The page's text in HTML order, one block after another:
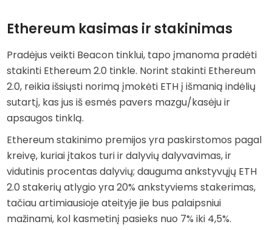
Ethereum kasimas ir stakinimas
Pradėjus veikti Beacon tinklui, tapo įmanoma pradėti
stakinti Ethereum 2.0 tinkle. Norint stakinti Ethereum
2.0, reikia išsiųsti norimą įmokėti ETH į išmanią indėlių
sutartį, kas jus iš esmės pavers mazgu/kasėju ir
apsaugos tinklą.
Ethereum stakinimo premijos yra paskirstomos pagal
kreivę, kuriai įtakos turi ir dalyvių dalyvavimas, ir
vidutinis procentas dalyvių; dauguma ankstyvųjų ETH
2.0 stakerių atlygio yra 20% ankstyviems stakerimas,
tačiau artimiausioje ateityje jie bus palaipsniui
mažinami, kol kasmetinį pasieks nuo 7% iki 4,5%.